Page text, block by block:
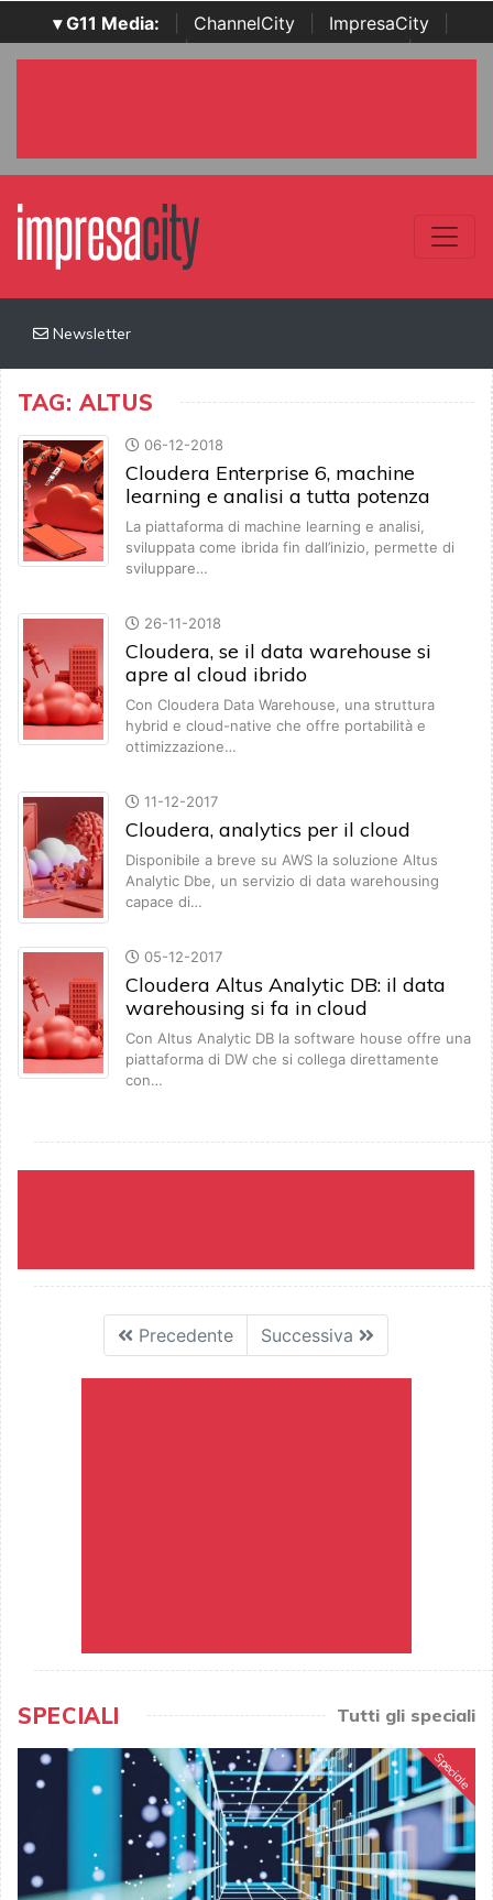
▾ G11 Media: ChannelCity ImpresaCity
SecurityOpenLab | Italian Channel Awards | Italian
Newsletter
TAG: ALTUS
06-12-2018
Cloudera Enterprise 6, machine
learning e analisi a tutta potenza
La piattaforma di machine learning e analisi,
sviluppata come ibrida fin dall’inizio, permette di
sviluppare…
26-11-2018
Cloudera, se il data warehouse si
apre al cloud ibrido
Con Cloudera Data Warehouse, una struttura
hybrid e cloud-native che offre portabilità e
ottimizzazione…
11-12-2017
Cloudera, analytics per il cloud
Disponibile a breve su AWS la soluzione Altus
Analytic Dbe, un servizio di data warehousing
capace di…
05-12-2017
Cloudera Altus Analytic DB: il data
warehousing si fa in cloud
Con Altus Analytic DB la software house offre una
piattaforma di DW che si collega direttamente
con…
Precedente Successiva
SPECIALI Tutti gli speciali
Speciale